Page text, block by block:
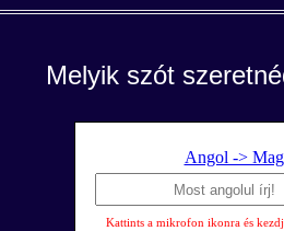
Melyik szót
Angol ->
Kattints a mikrofon ikonra és